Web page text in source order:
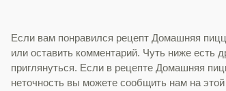
Если вам понравился рецепт Домашняя
или оставить комментарий. Чуть ниже есть
приглянуться. Если в рецепте Домашняя
неточность вы можете сообщить нам на